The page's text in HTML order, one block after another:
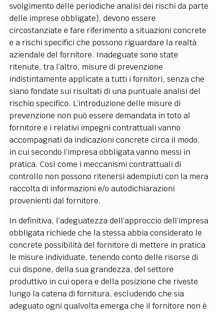
svolgimento delle periodiche analisi dei rischi da parte
delle imprese obbligate), devono essere
circostanziate e fare riferimento a situazioni concrete
e a rischi specifici che possono riguardare la realtà
aziendale del fornitore. Inadeguate sono state
ritenute, tra l’altro, misure di prevenzione
indistintamente applicate a tutti i fornitori, senza che
siano fondate sui risultati di una puntuale analisi del
rischio specifico. L’introduzione delle misure di
prevenzione non può essere demandata in toto al
fornitore e i relativi impegni contrattuali vanno
accompagnati da indicazioni concrete circa il modo,
in cui secondo l’impresa obbligata vanno messi in
pratica. Così come i meccanismi contrattuali di
controllo non possono ritenersi adempiuti con la mera
raccolta di informazioni e/o autodichiarazioni
provenienti dal fornitore.
In definitiva, l’adeguatezza dell’approccio dell’impresa
obbligata richiede che la stessa abbia considerato le
concrete possibilità del fornitore di mettere in pratica
le misure individuate, tenendo conto delle risorse di
cui dispone, della sua grandezza, del settore
produttivo in cui opera e della posizione che riveste
lungo la catena di fornitura, escludendo che sia
adeguato ogni qualvolta emerga che il fornitore non è